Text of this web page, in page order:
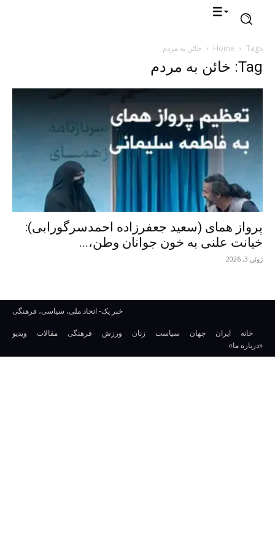
Home Tags خائن به مردم
Tag: خائن به مردم
پرواز همای (سعید جعفرزاده احمدسرگورابی):
خیانت علنی به خون جوانان وطن،...
ژوئن 3, 2026
خبر یک- اتحاد ملی، سیاسی، فرهنگی
خانه ایران جهان سیاست زنان ورزش فرهنگی مقالات
ویدیو
«درباره ما»